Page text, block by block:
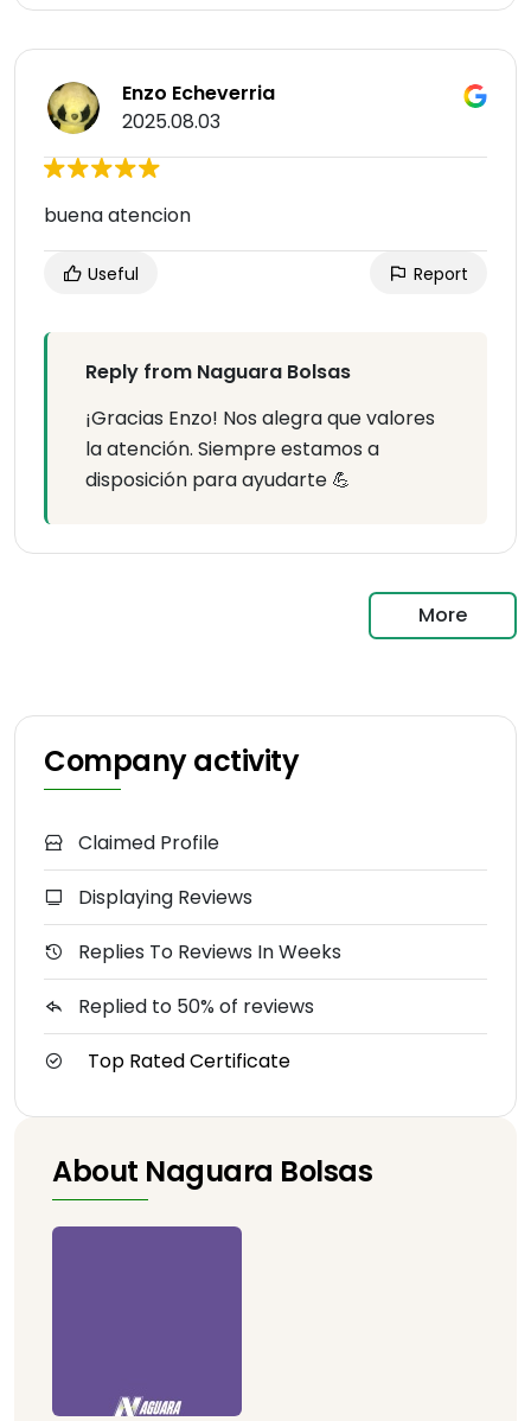
Enzo Echeverria
2025.08.03
buena atencion
Useful Report
Reply from Naguara Bolsas
¡Gracias Enzo! Nos alegra que valores
la atención. Siempre estamos a
disposición para ayudarte 💪
More
Company activity
Claimed Profile
Displaying Reviews
Replies To Reviews In Weeks
Replied to 50% of reviews
Top Rated Certificate
About Naguara Bolsas